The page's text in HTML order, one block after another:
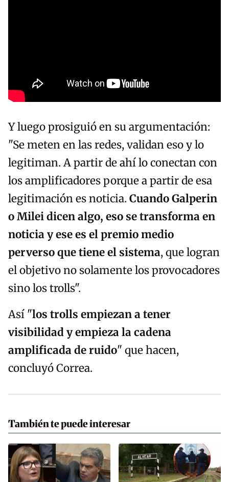
Y luego prosiguió en su argumentación:
"Se meten en las redes, validan eso y lo
legitiman. A partir de ahí lo conectan con
los amplificadores porque a partir de esa
legitimación es noticia. Cuando Galperin
o Milei dicen algo, eso se transforma en
noticia y ese es el premio medio
perverso que tiene el sistema, que logran
el objetivo no solamente los provocadores
sino los trolls".
Así "los trolls empiezan a tener
visibilidad y empieza la cadena
amplificada de ruido" que hacen,
concluyó Correa.
También te puede interesar